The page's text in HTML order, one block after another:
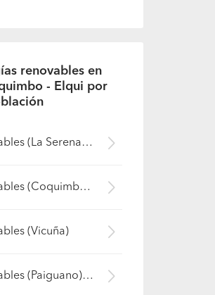
renovables en
- Elqui por
Energías renovables (La Serena)
Energías renovables (Coquimbo)
(Vicuña)
Energías renovables (Paiguano)